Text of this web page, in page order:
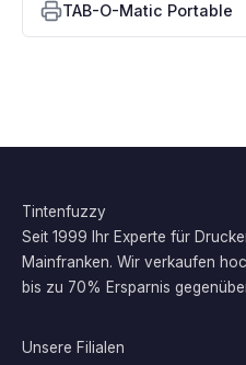
TAB-O-Matic Portable
Tintenfuzzy
Seit 1999 Ihr Experte für
Mainfranken. Wir verkaufen
bis zu 70% Ersparnis
Unsere Filialen